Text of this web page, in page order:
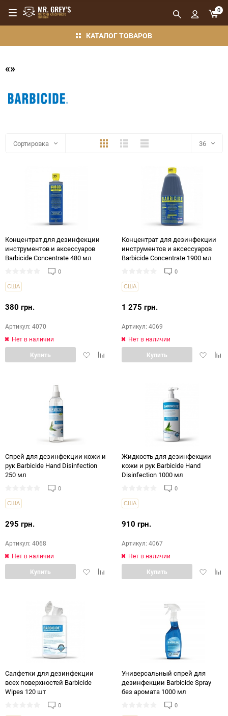
КАТАЛОГ ТОВАРОВ
0
«»
Сортировка ПлиткаПодробноКомпактно 36
Концентрат для дезинфекции
инструментов и аксессуаров
Barbicide Concentrate 480 мл
0
США
380 грн.
Артикул: 4070
Нет в наличии
ДобавитьДобавить
Купить
Концентрат для дезинфекции
инструментов и аксессуаров
Barbicide Concentrate 1900 мл
0
США
1 275 грн.
Артикул: 4069
Нет в наличии
Купить
Спрей для дезинфекции кожи и
рук Barbicide Hand Disinfection
250 мл
0
США
295 грн.
Артикул: 4068
Нет в наличии
ДобавитьДобавить
Купить
Жидкость для дезинфекции
кожи и рук Barbicide Hand
Disinfection 1000 мл
0
США
910 грн.
Артикул: 4067
Нет в наличии
Купить
Салфетки для дезинфекции
всех поверхностей Barbicide
Wipes 120 шт
0
Универсальный спрей для
дезинфекции Barbicide Spray
без аромата 1000 мл
0